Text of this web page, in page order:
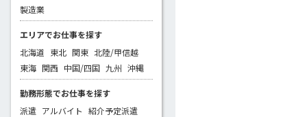
製造業
エリアでお仕事を探す
北海道 東北 関東 北陸/甲信越
東海 関西 中国/四国 九州 沖縄
勤務形態でお仕事を探す
派遣 アルバイト 紹介予定派遣